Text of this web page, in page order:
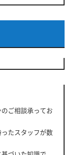
ご相談承ってお
たスタッフが数